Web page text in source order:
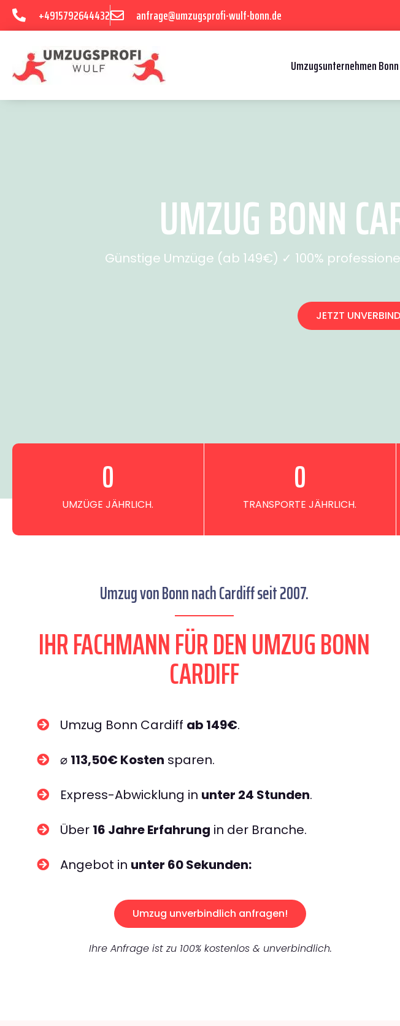
+4915792644432 anfrage@umzugsprofi-wulf-bonn.de
Umzugsunternehmen Bonn
UMZUG BONN
Günstige Umzüge (ab 149€) ✓ 100%
JETZT
UMZÜGE JÄHRLICH.
0
TRANSPORTE JÄHRLICH.
0
Umzug von Bonn nach Cardiff seit 2007.
IHR FACHMANN FÜR DEN UMZUG BONN
CARDIFF
Umzug Bonn Cardiff ab 149€.
⌀ 113,50€ Kosten sparen.
Express-Abwicklung in unter 24 Stunden.
Über 16 Jahre Erfahrung in der Branche.
Angebot in unter 60 Sekunden:
Umzug unverbindlich anfragen!
Ihre Anfrage ist zu 100% kostenlos & unverbindlich.